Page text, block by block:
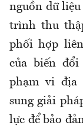
nguồn dữ
trình thu
phối hợp
của biến
phạm vi địa
sung giải
lực để bảo